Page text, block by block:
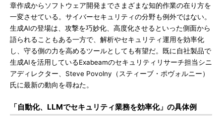
章作成からソフトウェア開発までさまざまな知的作業の在り方を
一変させている。サイバーセキュリティの分野も例外ではない。
生成AIの登場は、攻撃を巧妙化、高度化させるといった側面から
語られることもある一方で、解析やセキュリティ運用を効率化
し、守る側の力を高めるツールとしても有望だ。既に自社製品で
生成AIを活用しているExabeamのセキュリティリサーチ担当シニ
アディレクター、Steve Povolny（スティーブ・ポヴォルニー）
氏に最新の動向を尋ねた。
「自動化、LLMでセキュリティ業務を効率化」の具体例